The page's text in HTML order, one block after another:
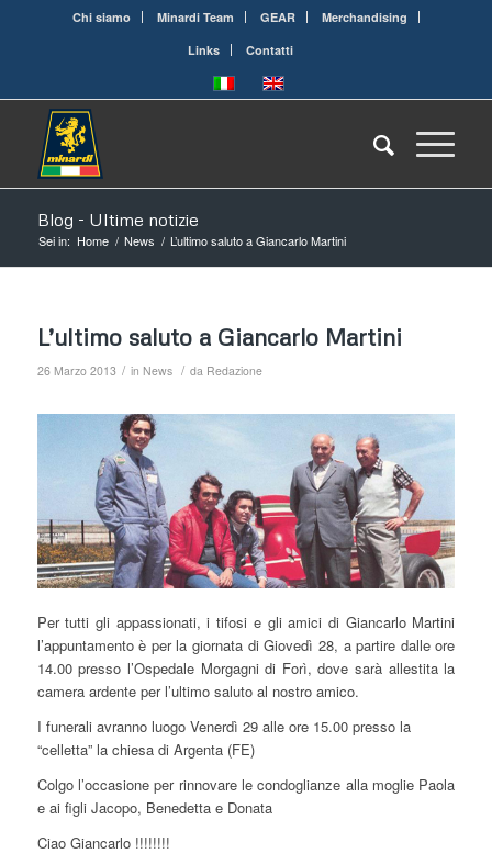
Chi siamo Minardi Team GEAR
Merchandising
Links
Contatti
Blog - Ultime notizie
Sei in: Home / News / L’ultimo saluto a Giancarlo Martini
L’ultimo saluto a Giancarlo Martini
26 Marzo 2013 / in News / da Redazione
Per tutti gli appassionati, i tifosi e gli amici di Giancarlo Martini
l’appuntamento è per la giornata di Giovedì 28, a partire dalle ore
14.00 presso l’Ospedale Morgagni di Forì, dove sarà allestita la
camera ardente per l’ultimo saluto al nostro amico.
I funerali avranno luogo Venerdì 29 alle ore 15.00 presso la
“celletta” la chiesa di Argenta (FE)
Colgo l’occasione per rinnovare le condoglianze alla moglie Paola
e ai figli Jacopo, Benedetta e Donata
Ciao Giancarlo !!!!!!!!